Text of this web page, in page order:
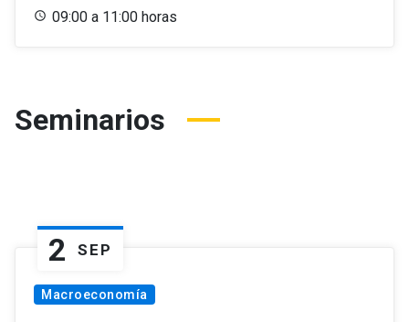
09:00 a 11:00 horas
Seminarios
2 SEP
Macroeconomía